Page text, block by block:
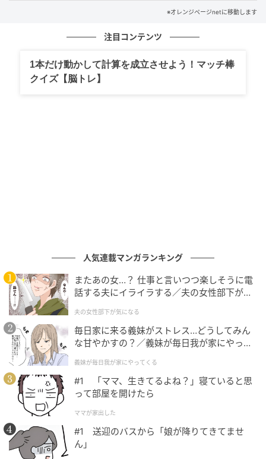
も一目置いてくれるようになるでしょう。
蟹座の2026年下半期の《健康運》は？
大きな不調に見舞われる心配はなく、ばつぐんのスタ
ミナで精力的に行動できるときです。それだけに小さ
美容面では、フェイスクリームを首もとまでしっかり
伸ばして。うるおいたっぷりの肌になって、つやつや
に。どんなときもいきいきとした印象に見られるでし
ょう。
蟹座の2026年下半期の《人間関係》は？
全体的な運気と同様、人との関わりも穏やかに。これ
まで、一緒にいて気疲れしてしまう相手ともつき合う
必要があったかもしれませんが、自然と距離を置ける
ようになっていきます。一方で、教養にあふれ、話し
ていると時間を忘れるくらい楽しくなる人とは距離が
近づいていくでしょう。
※オレンジページnetに移動します
注目コンテンツ
1本だけ動かして計算を成立させよう！マッチ棒
クイズ【脳トレ】
人気連載マンガランキング
またあの女…？ 仕事と言いつつ楽しそうに電
話する夫にイライラする／夫の女性部下が気
夫の女性部下が気になる
毎日家に来る義妹がストレス…どうしてみん
な甘やかすの？／義妹が毎日我が家にやって
が】
義妹が毎日我が家にやってくる
#1 「ママ、生きてるよね？」寝ていると思
って部屋を開けたら
ママが家出した
#1 送迎のバスから「娘が降りてきてませ
ん」